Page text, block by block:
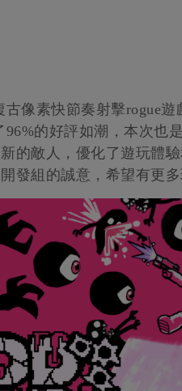
像素快節奏射擊rogue
的好評如潮，本次也
的敵人，優化了遊玩體
發組的誠意，希望有更